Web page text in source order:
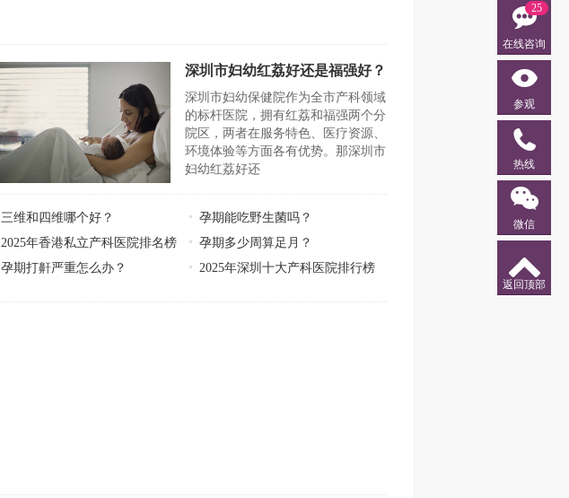
深圳市妇幼红荔好还是福强好？
深圳市妇幼保健院作为全市产科领域
的标杆医院，拥有红荔和福强两个分
院区，两者在服务特色、医疗资源、
环境体验等方面各有优势。那深圳市
妇幼红荔好还
三维和四维哪个好？
孕期能吃野生菌吗？
2025年香港私立产科医院排名榜
孕期多少周算足月？
孕期打鼾严重怎么办？
2025年深圳十大产科医院排行榜
25
在线咨询
参观
热线
微信
返回顶部